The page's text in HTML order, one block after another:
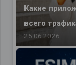
Какие
всего
25.06.2026